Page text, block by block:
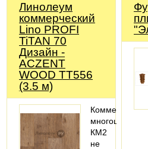
Линолеум
коммерческий
Lino PROFI
TiTAN 70
Дизайн -
ACZENT
WOOD TT556
(3.5 м)
многоцелевой,
КМ2
не